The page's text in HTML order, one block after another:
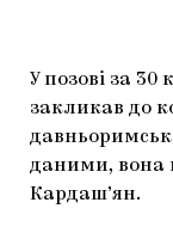
У позові за
закликав до
даними, вона
Кардаш’ян.